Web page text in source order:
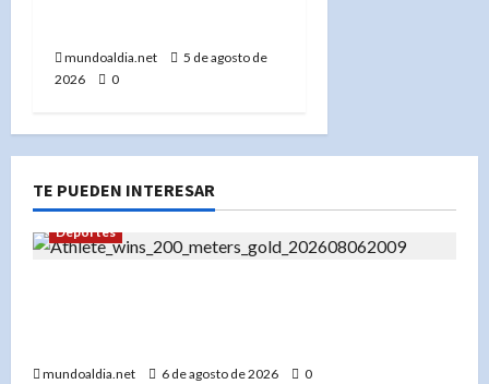
mundoaldia.net
5 de agosto de
2026
0
TE PUEDEN INTERESAR
Deportes
mundoaldia.net 6 de agosto de 2026
0